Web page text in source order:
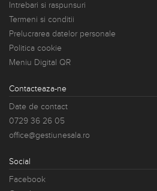
Intrebari si raspunsuri
Termeni si conditii
Prelucrarea datelor personale
Politica cookie
Meniu Digital QR
Contacteaza-ne
Date de contact
0729 36 26 05
office@gestiunesala.ro
Social
Facebook